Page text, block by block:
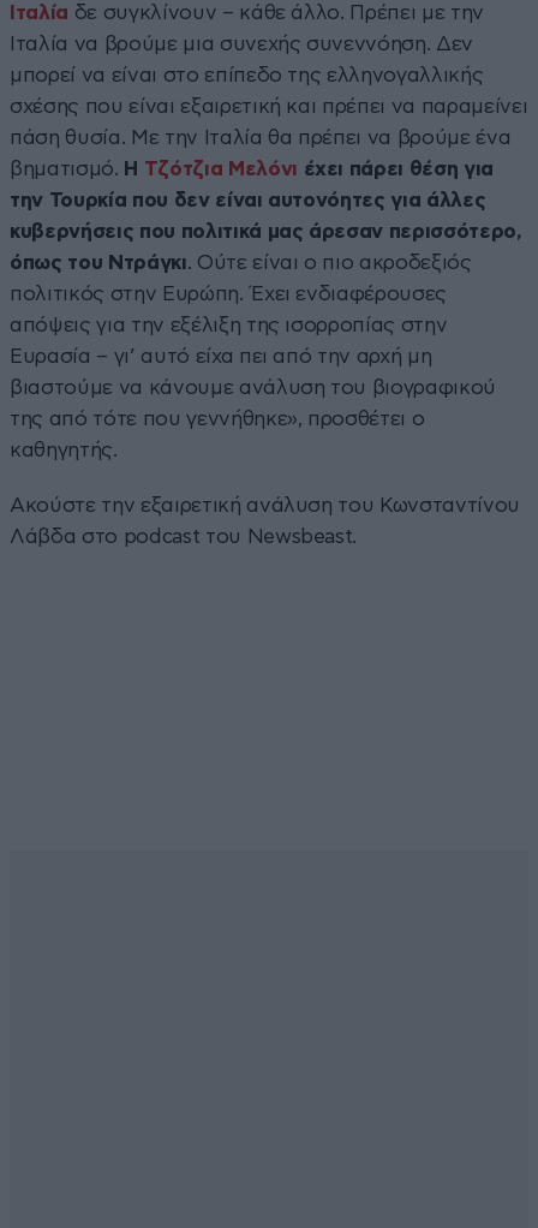
Ιταλία δε συγκλίνουν – κάθε άλλο. Πρέπει με την
Ιταλία να βρούμε μια συνεχής συνεννόηση. Δεν
μπορεί να είναι στο επίπεδο της ελληνογαλλικής
σχέσης που είναι εξαιρετική και πρέπει να παραμείνει
πάση θυσία. Με την Ιταλία θα πρέπει να βρούμε ένα
βηματισμό. Η Τζότζια Μελόνι έχει πάρει θέση για
την Τουρκία που δεν είναι αυτονόητες για άλλες
κυβερνήσεις που πολιτικά μας άρεσαν περισσότερο,
όπως του Ντράγκι. Ούτε είναι ο πιο ακροδεξιός
πολιτικός στην Ευρώπη. Έχει ενδιαφέρουσες
απόψεις για την εξέλιξη της ισορροπίας στην
Ευρασία – γι’ αυτό είχα πει από την αρχή μη
βιαστούμε να κάνουμε ανάλυση του βιογραφικού
της από τότε που γεννήθηκε», προσθέτει ο
καθηγητής.
Ακούστε την εξαιρετική ανάλυση του Κωνσταντίνου
Λάβδα στο podcast του Newsbeast.